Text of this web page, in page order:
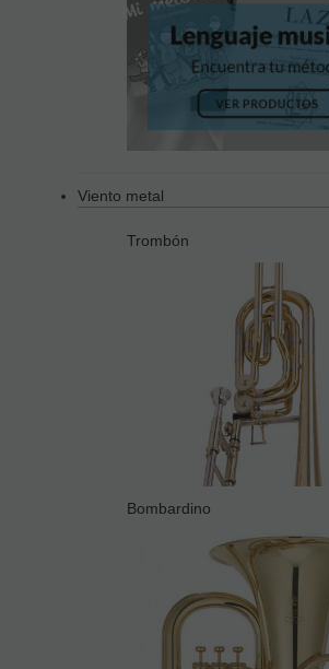
Viento metal
Trombón
Bombardino